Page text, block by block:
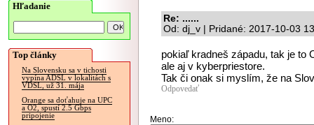
Hľadanie
Top články
Na Slovensku sa v tichosti
vypína ADSL v lokalitách s
VDSL, už 31. mája
Orange sa doťahuje na UPC
a O2, spustí 2.5 Gbps
pripojenie
Re: ......
Od: dj_v | Pridané: 2017-10-03
pokiaľ kradneš západu, tak je to
ale aj v kyberpriestore.
Tak či onak si myslím, že na
Odpovedať
Meno: